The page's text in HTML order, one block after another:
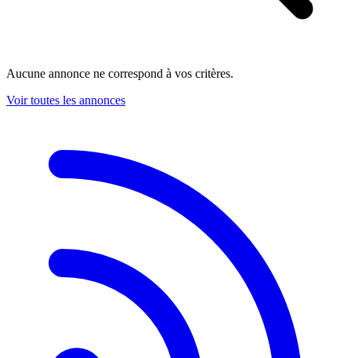
Aucune annonce ne correspond à vos critères.
Voir toutes les annonces